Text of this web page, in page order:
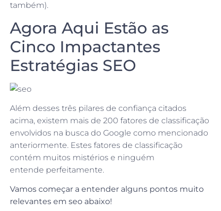
também).
Agora Aqui Estão as
Cinco Impactantes
Estratégias SEO
Além desses três pilares de confiança citados
acima, existem mais de 200 fatores de classificação
envolvidos na busca do Google como mencionado
anteriormente. Estes fatores de classificação
contém muitos mistérios e ninguém
entende perfeitamente.
Vamos começar a entender alguns pontos muito
relevantes em seo abaixo!